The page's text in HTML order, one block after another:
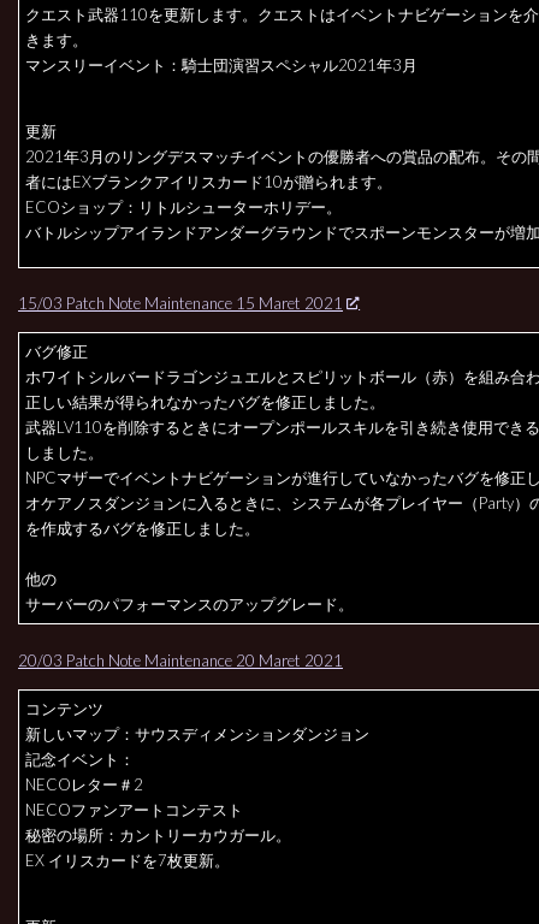
クエスト武器110を更新します。クエストはイベントナビゲーションを
きます。
マンスリーイベント：騎士団演習スペシャル2021年3月
更新
2021年3月のリングデスマッチイベントの優勝者への賞品の配布。その
者にはEXブランクアイリスカード10が贈られます。
ECOショップ：リトルシューターホリデー。
バトルシップアイランドアンダーグラウンドでスポーンモンスターが増
15/03 Patch Note Maintenance 15 Maret 2021
バグ修正
ホワイトシルバードラゴンジュエルとスピリットボール（赤）を組み合
正しい結果が得られなかったバグを修正しました。
武器LV110を削除するときにオープンポールスキルを引き続き使用でき
しました。
NPCマザーでイベントナビゲーションが進行していなかったバグを修正
オケアノスダンジョンに入るときに、システムが各プレイヤー（Party）
を作成するバグを修正しました。
他の
サーバーのパフォーマンスのアップグレード。
20/03 Patch Note Maintenance 20 Maret 2021
コンテンツ
新しいマップ：サウスディメンションダンジョン
記念イベント：
NECOレター＃2
NECOファンアートコンテスト
秘密の場所：カントリーカウガール。
EX イリスカードを7枚更新。